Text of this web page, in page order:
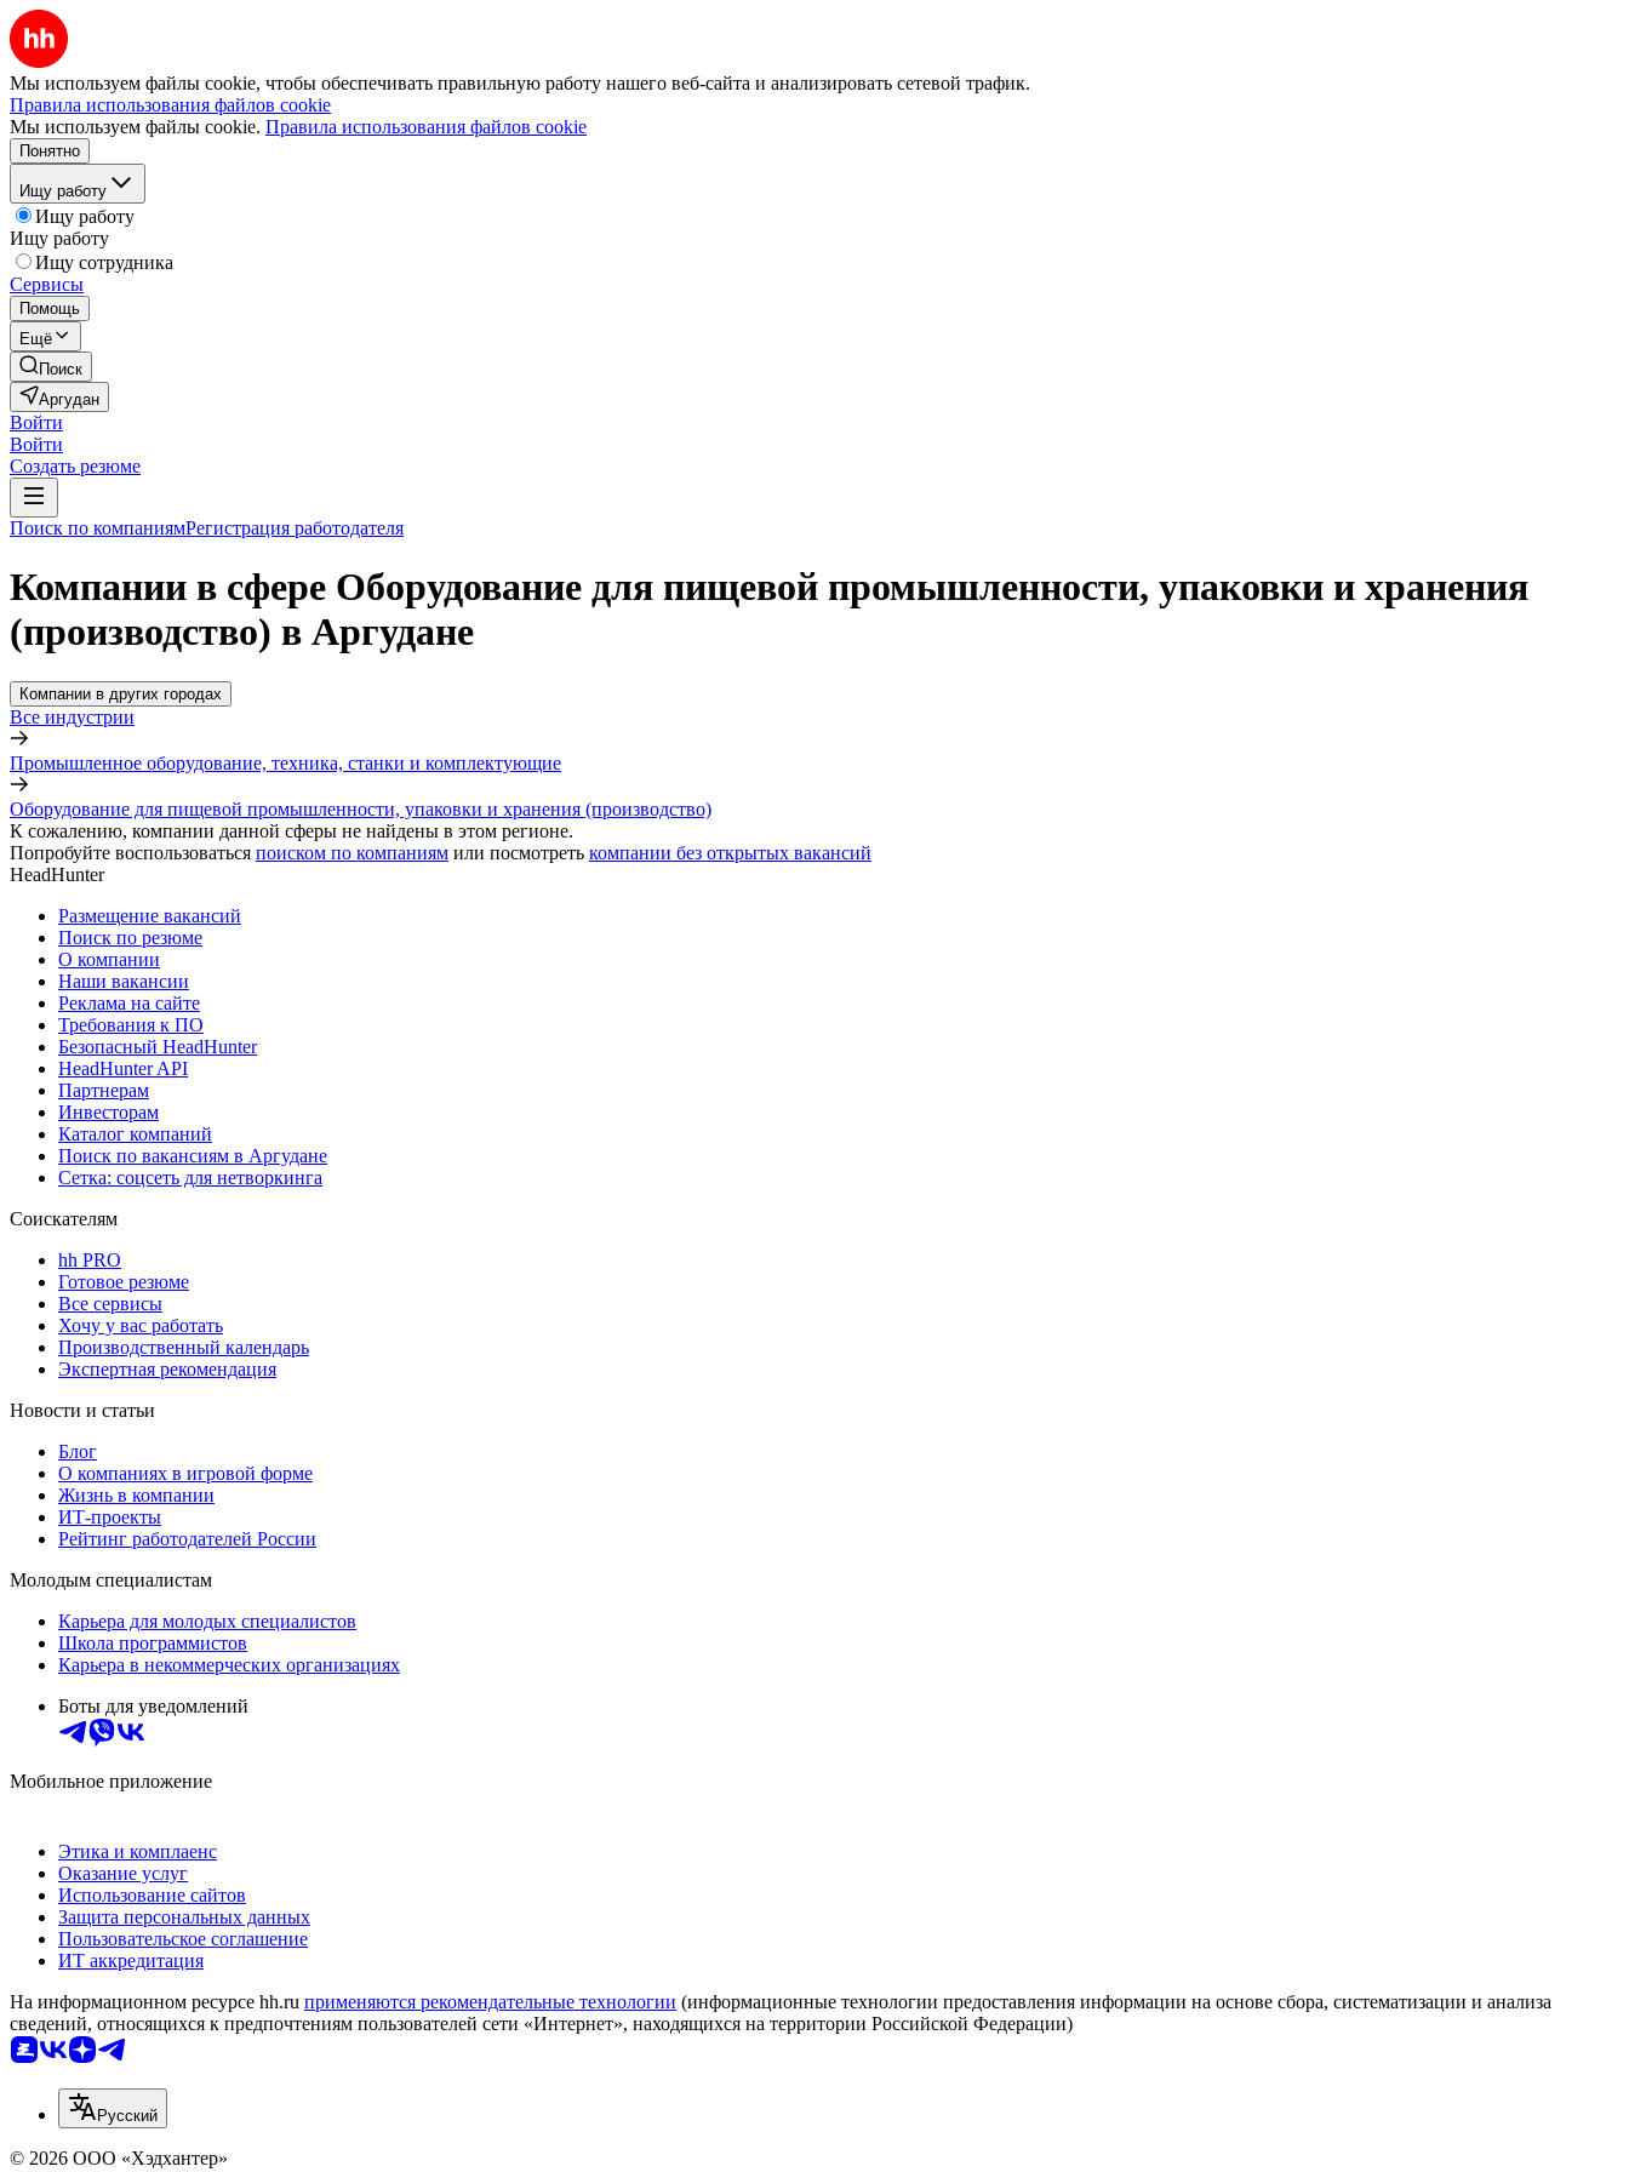
Мы используем файлы cookie, чтобы обеспечивать правильную работу нашего веб-сайта и анализировать сетевой трафик.
Правила использования файлов cookie
Мы используем файлы cookie. Правила использования файлов cookie
Понятно
Ищу работу
Ищу работу
Ищу работу
Ищу сотрудника
Сервисы
Помощь
Ещё
Поиск
Аргудан
Войти
Войти
Создать резюме
Поиск по компаниямРегистрация работодателя
Компании в сфере Оборудование для пищевой промышленности, упаковки и хранения
(производство) в Аргудане
Компании в других городах
Все индустрии
Промышленное оборудование, техника, станки и комплектующие
Оборудование для пищевой промышленности, упаковки и хранения (производство)
К сожалению, компании данной сферы не найдены в этом регионе.
Попробуйте воспользоваться поиском по компаниям или посмотреть компании без открытых вакансий
HeadHunter
Размещение вакансий
Поиск по резюме
О компании
Наши вакансии
Реклама на сайте
Требования к ПО
Безопасный HeadHunter
HeadHunter API
Партнерам
Инвесторам
Каталог компаний
Поиск по вакансиям в Аргудане
Сетка: соцсеть для нетворкинга
Соискателям
hh PRO
Готовое резюме
Все сервисы
Хочу у вас работать
Производственный календарь
Экспертная рекомендация
Новости и статьи
Блог
О компаниях в игровой форме
Жизнь в компании
ИТ-проекты
Рейтинг работодателей России
Молодым специалистам
Карьера для молодых специалистов
Школа программистов
Карьера в некоммерческих организациях
Боты для уведомлений
Мобильное приложение
Этика и комплаенс
Оказание услуг
Использование сайтов
Защита персональных данных
Пользовательское соглашение
ИТ аккредитация
На информационном ресурсе hh.ru применяются рекомендательные технологии (информационные технологии предоставления информации на основе сбора, систематизации и анализа
сведений, относящихся к предпочтениям пользователей сети «Интернет», находящихся на территории Российской Федерации)
Русский
© 2026 ООО «Хэдхантер»